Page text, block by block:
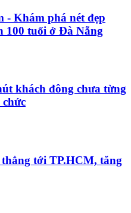
- Khám phá nét đẹp
100 tuổi ở Đà Nẵng
khách đông chưa từng
tới TP.HCM, tăng